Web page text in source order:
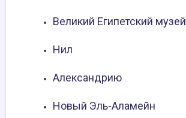
Великий Египетский музей
Нил
Александрию
Новый Эль-Аламейн